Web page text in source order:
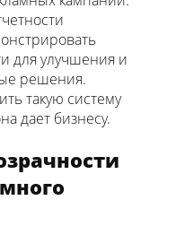
для улучшения и
решения.
такую систему
дает бизнесу.